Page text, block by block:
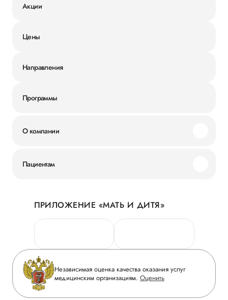
Акции
Цены
Направления
Программы
О компании
Новости
Руководство
Сотрудничество
Инвесторам
Журнал «Мать и дитя»
Вакансии
Пациентам
Личный кабинет
Персональные данные
Горячая линия качества
Вопрос-ответ
Приложение пациента
Статьи
ПРИЛОЖЕНИЕ «МАТЬ И ДИТЯ»
Независимая оценка качества оказания услуг
медицинским организациям. Оценить